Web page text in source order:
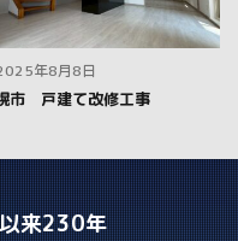
年8月8日
市 戸建て改修工事
来230年